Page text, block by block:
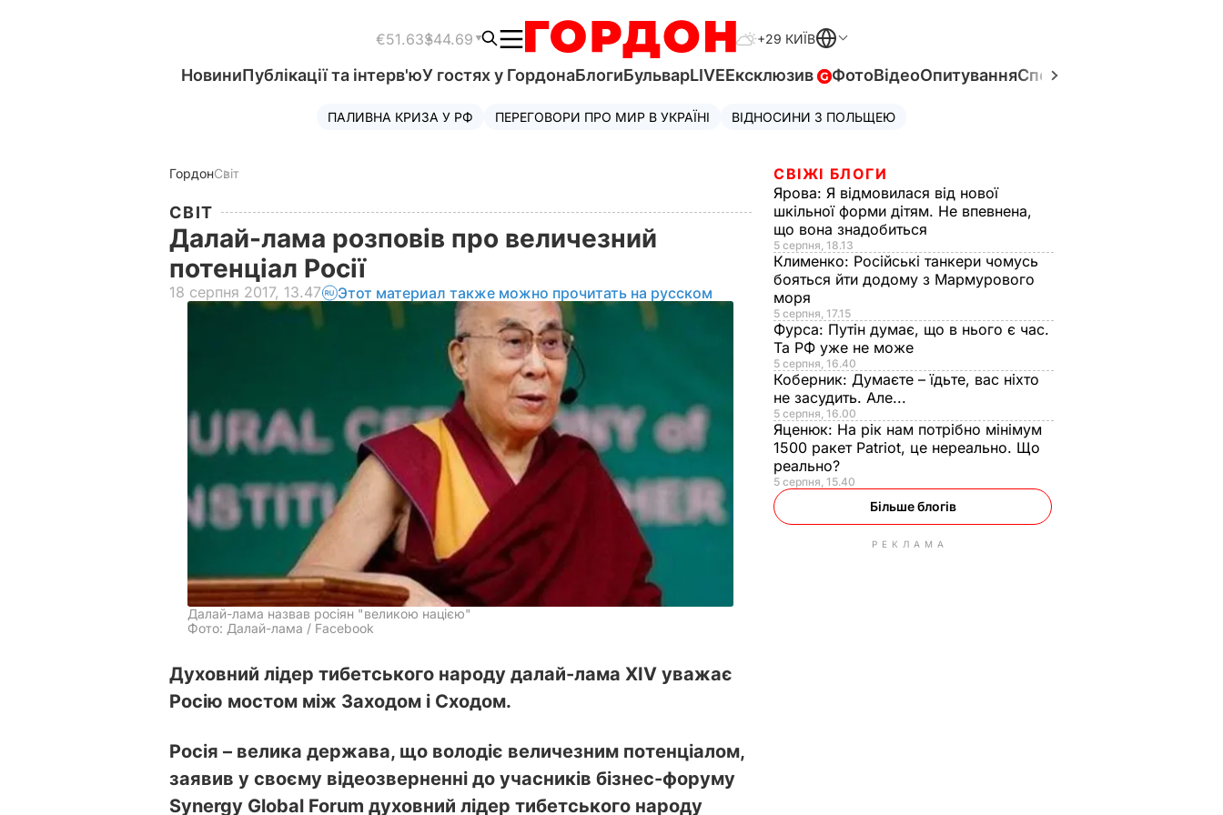
€51.63$44.69 +29 КИЇВ
НовиниПублікації та інтерв'юУ гостях у ГордонаБлогиБульварLIVEЕксклюзив ФотоВідеоОпитуванняСпецпроєкти
ПАЛИВНА КРИЗА У РФ ПЕРЕГОВОРИ ПРО МИР В УКРАЇНІ ВІДНОСИНИ З ПОЛЬЩЕЮ
ГордонСвіт
СВІТ
Далай-лама розповів про величезний
потенціал Росії
18 серпня 2017, 13.47 Этот материал также можно прочитать на русском
Далай-лама назвав росіян "великою нацією"
Фото: Далай-лама / Facebook
Духовний лідер тибетського народу далай-лама XIV уважає
Росію мостом між Заходом і Сходом.
Росія – велика держава, що володіє величезним потенціалом,
заявив у своєму відеозверненні до учасників бізнес-форуму
Synergy Global Forum духовний лідер тибетського народу
СВІЖІ БЛОГИ
Ярова: Я відмовилася від нової
шкільної форми дітям. Не впевнена,
що вона знадобиться
5 серпня, 18.13
Клименко: Російські танкери чомусь
бояться йти додому з Мармурового
моря
5 серпня, 17.15
Фурса: Путін думає, що в нього є час.
Та РФ уже не може
5 серпня, 16.40
Коберник: Думаєте – їдьте, вас ніхто
не засудить. Але...
5 серпня, 16.00
Яценюк: На рік нам потрібно мінімум
1500 ракет Patriot, це нереально. Що
реально?
5 серпня, 15.40
Більше блогів
РЕКЛАМА